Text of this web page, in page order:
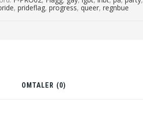
,prideflag,progress,queer,regnbue
OMTALER (0)